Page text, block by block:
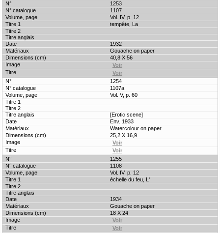
1253
1107
Vol. IV, p. 12
tempête, La
1932
Gouache on paper
40,8 X 56
1254
1107a
Vol. V, p. 60
[Erotic scene]
Env. 1933
Watercolour on paper
25,2 X 16,9
1255
1108
Vol. IV, p. 12
échelle du feu, L'
1934
Gouache on paper
18 X 24